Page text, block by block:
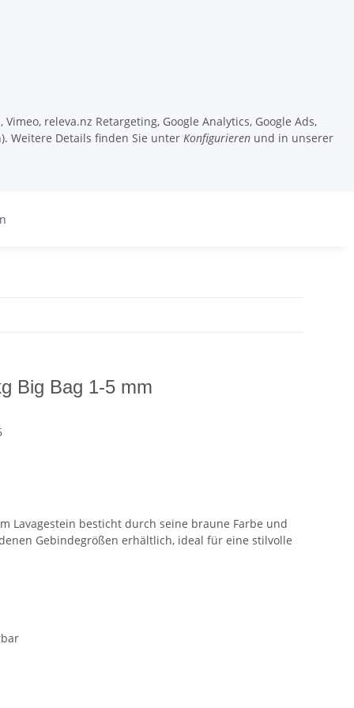
releva.nz Retargeting, Google Analytics, Google Ads,
Weitere Details finden Sie unter Konfigurieren und in unserer
Big Bag 1-5 mm
Lavagestein besticht durch seine braune Farbe und
Gebindegrößen erhältlich, ideal für eine stilvolle